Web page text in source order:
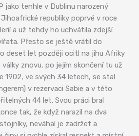
jako tenhle v Dublinu narozený
republiky poprvé v roce
a už tehdy ho uchvátila zdejší
Přesto se ještě vrátil do
deset let později ocitl na jihu Afriky
války znovu, po jejím skončení tu už
1902, ve svých 34 letech, se stal
v rezervaci Sabie a v této
44 let. Svou práci bral
tak, že když narazil na dva
neváhal je zadržet a